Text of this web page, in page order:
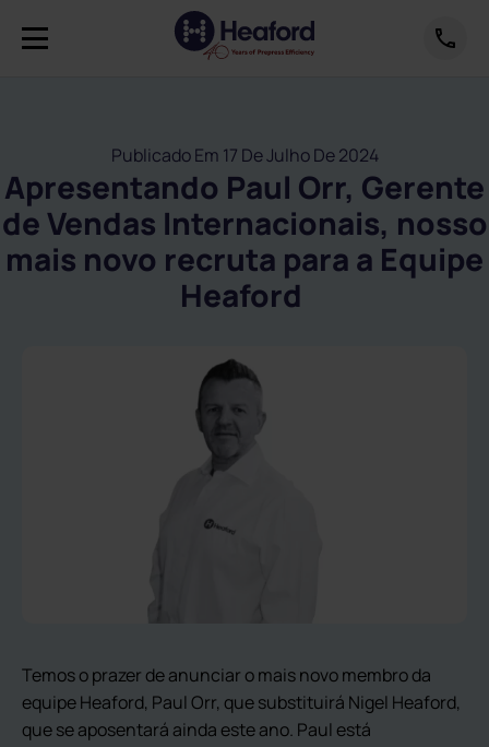
Publicado Em 17 De Julho De 2024
Apresentando Paul Orr, Gerente
de Vendas Internacionais, nosso
mais novo recruta para a Equipe
Heaford
Temos o prazer de anunciar o mais novo membro da
equipe Heaford, Paul Orr, que substituirá Nigel Heaford,
que se aposentará ainda este ano. Paul está